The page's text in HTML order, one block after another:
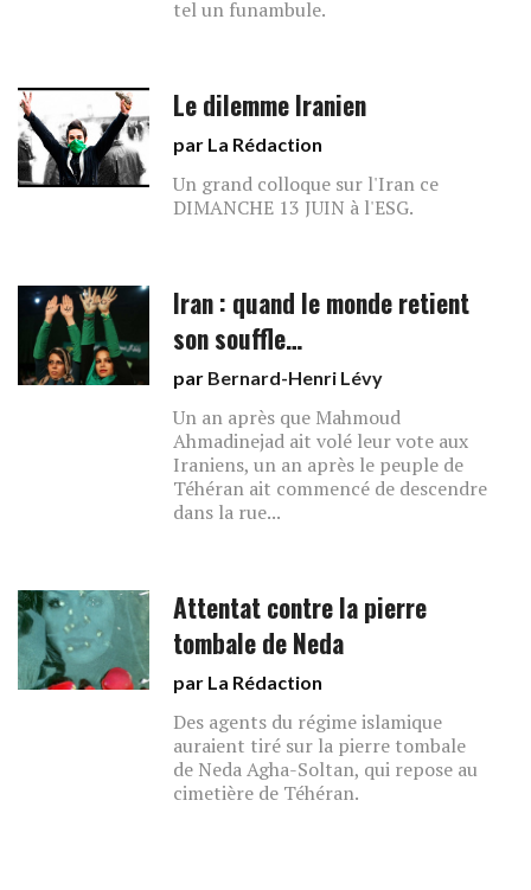
tel un funambule.
Le dilemme Iranien
par La Rédaction
Un grand colloque sur l'Iran ce
DIMANCHE 13 JUIN à l'ESG.
Iran : quand le monde retient
son souffle…
par Bernard-Henri Lévy
Un an après que Mahmoud
Ahmadinejad ait volé leur vote aux
Iraniens, un an après le peuple de
Téhéran ait commencé de descendre
dans la rue...
Attentat contre la pierre
tombale de Neda
par La Rédaction
Des agents du régime islamique
auraient tiré sur la pierre tombale
de Neda Agha-Soltan, qui repose au
cimetière de Téhéran.